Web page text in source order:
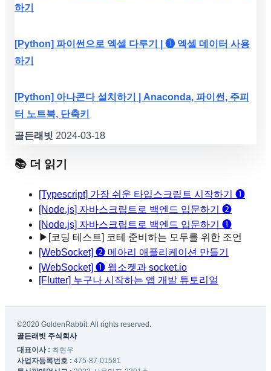
하기
[Python] 파이썬으로 엑셀 다루기 | ❶ 엑셀 데이터 사용
하기
[Python] 아나콘다 설치하기 | Anaconda, 파이썬, 주피
터 노트북, 단축키
골든래빗 2024-03-18
📚 더 읽기
[Typescript] 가장 쉬운 타입스크립트 시작하기 ❶
[Node.js] 자바스크립트로 백엔드 입문하기 ❷
[Node.js] 자바스크립트로 백엔드 입문하기 ❶
▶ [코딩 테스트] 코테 준비하는 모두를 위한 조언
[WebSocket] ❷ 메아리 애플리케이션 만들기
[WebSocket] ❶ 웹소켓과 socket.io
[Flutter] 누구나 시작하는 앱 개발 튜토리얼
©2020 GoldenRabbit. All rights reserved.
골든래빗 주식회사
대표이사 : 최현우
사업자등록번호 : 475-87-01581